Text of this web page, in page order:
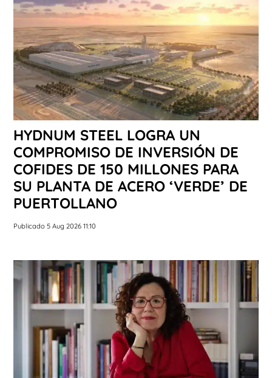
HYDNUM STEEL LOGRA UN
COMPROMISO DE INVERSIÓN DE
COFIDES DE 150 MILLONES PARA
SU PLANTA DE ACERO ‘VERDE’ DE
PUERTOLLANO
Publicado 5 Aug 2026 11:10